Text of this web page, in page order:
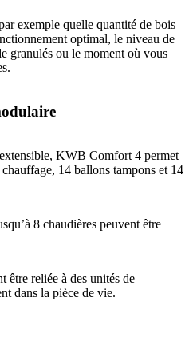
exemple quelle quantité de bois
optimal, le niveau de
granulés ou le moment où vous
KWB Comfort 4 permet
14 ballons tampons et 14
8 chaudières peuvent être
reliée à des unités de
dans la pièce de vie.